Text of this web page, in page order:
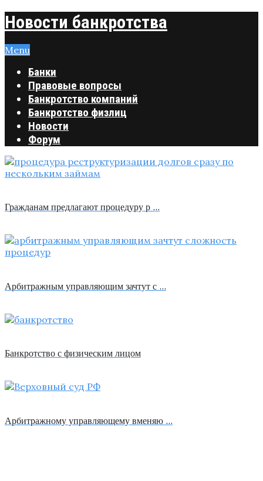
Новости банкротства
Menu
Банки
Правовые вопросы
Банкротство компаний
Банкротство физлиц
Новости
Форум
Гражданам предлагают процедуру р …
Арбитражным управляющим зачтут с …
Банкротство с физическим лицом
Арбитражному управляющему вменяю …